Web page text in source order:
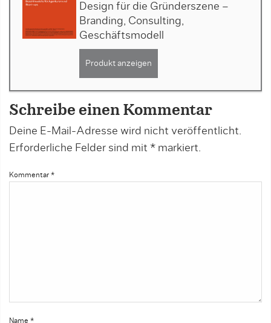
Design für die Gründerszene –
Branding, Consulting,
Geschäftsmodell
Produkt anzeigen
Schreibe einen Kommentar
Deine E-Mail-Adresse wird nicht veröffentlicht.
Erforderliche Felder sind mit * markiert.
Kommentar *
Name *